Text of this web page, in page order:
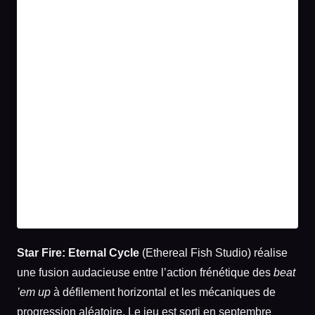
Star Fire: Eternal Cycle (Ethereal Fish Studio) réalise
une fusion audacieuse entre l’action frénétique des beat
’em up à défilement horizontal et les mécaniques de
progression aléatoire. Le jeu est sorti en septembre